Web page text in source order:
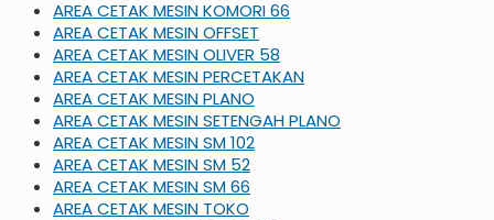
AREA CETAK MESIN KOMORI 66
AREA CETAK MESIN OFFSET
AREA CETAK MESIN OLIVER 58
AREA CETAK MESIN PERCETAKAN
AREA CETAK MESIN PLANO
AREA CETAK MESIN SETENGAH PLANO
AREA CETAK MESIN SM 102
AREA CETAK MESIN SM 52
AREA CETAK MESIN SM 66
AREA CETAK MESIN TOKO